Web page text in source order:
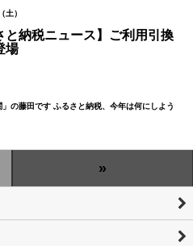
土）
と納税ニュース】ご利用引換
場
」の藤田です ふるさと納税、今年は何にしよう
»